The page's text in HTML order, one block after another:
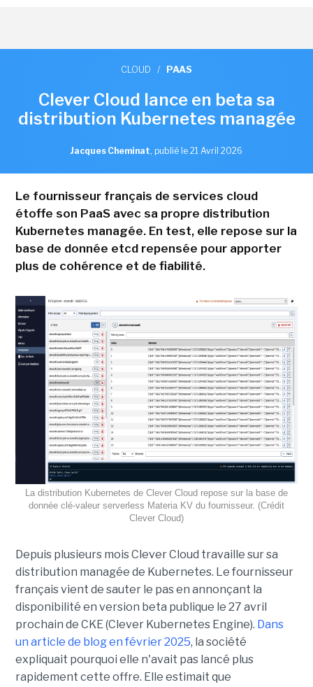
CLOUD / PAAS
Clever Cloud lance en beta sa
distribution Kubernetes managée
Jacques Cheminat, publié le 21 Avril 2026
Le fournisseur français de services cloud
étoffe son PaaS avec sa propre distribution
Kubernetes managée. En test, elle repose sur la
base de donnée etcd repensée pour apporter
plus de cohérence et de fiabilité.
La distribution Kubernetes de Clever Cloud repose sur la base de
donnée clé-valeur serverless Materia KV du fournisseur. (Crédit
Clever Cloud)
Depuis plusieurs mois Clever Cloud travaille sur sa
distribution managée de Kubernetes. Le fournisseur
français vient de sauter le pas en annonçant la
disponibilité en version beta publique le 27 avril
prochain de CKE (Clever Kubernetes Engine). Dans
un article de blog en février 2025, la société
expliquait pourquoi elle n'avait pas lancé plus
rapidement cette offre. Elle estimait que